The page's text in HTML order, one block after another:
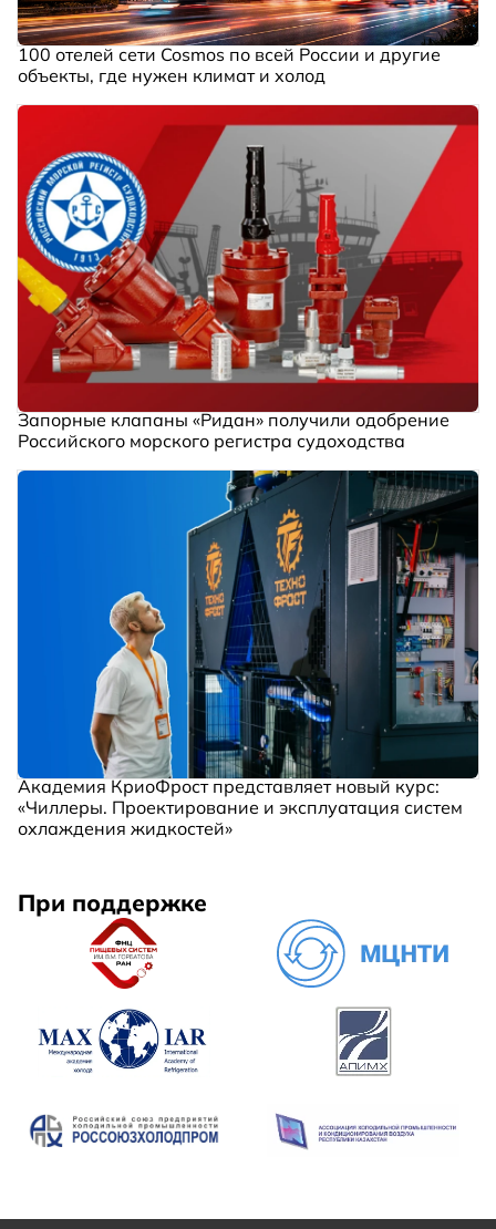
100 отелей сети Cosmos по всей России и другие
объекты, где нужен климат и холод
Запорные клапаны «Ридан» получили одобрение
Российского морского регистра судоходства
Академия КриоФрост представляет новый курс:
«Чиллеры. Проектирование и эксплуатация систем
охлаждения жидкостей»
При поддержке